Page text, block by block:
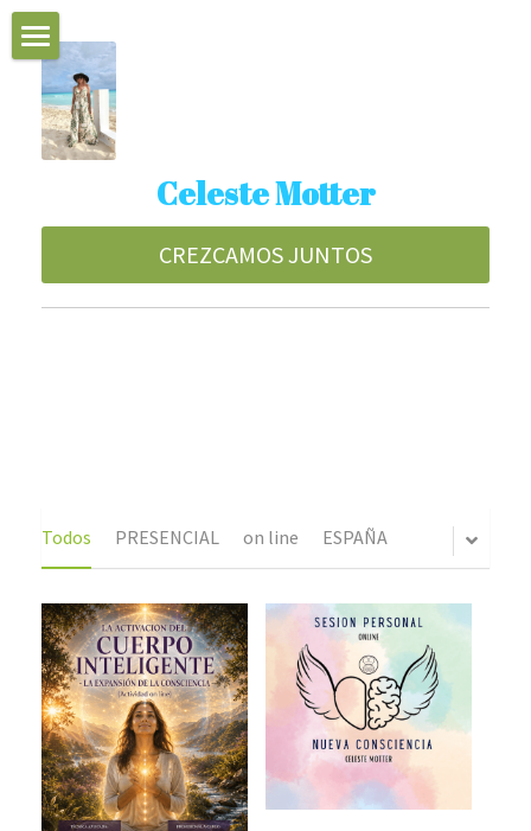
Celeste Motter
CREZCAMOS JUNTOS
UNIVERSO CELESTE
Proximas Actividades
Energia del mes
INTENCION DEL DIA
www.decociencia.com
CREZCAMOS JUNTOS
Todos PRESENCIAL on line ESPAÑA